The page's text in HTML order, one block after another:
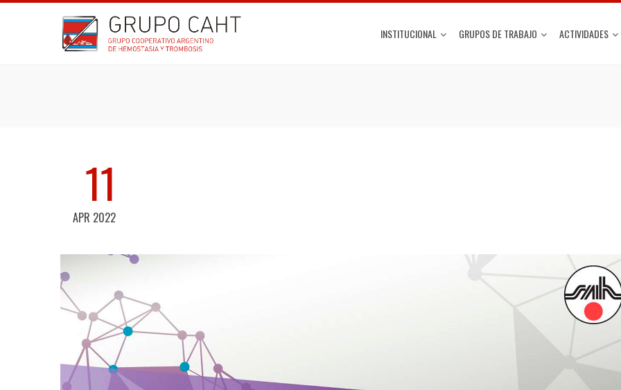
INSTITUCIONAL GRUPOS DE TRABAJO ACTIVIDADES
11
APR 2022